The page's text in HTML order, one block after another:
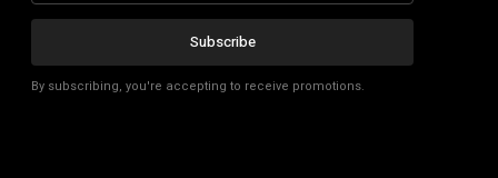
Subscribe
By subscribing, you're accepting to receive promotions.